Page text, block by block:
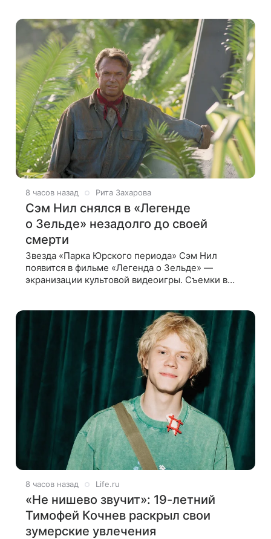
8 часов назад Рита Захарова
Сэм Нил снялся в «Легенде
о Зельде» незадолго до своей
смерти
Звезда «Парка Юрского периода» Сэм Нил
появится в фильме «Легенда о Зельде» —
экранизации культовой видеоигры. Съемки в
фильма
8 часов назад Life.ru
«Не нишево звучит»: 19-летний
Тимофей Кочнев раскрыл свои
зумерские увлечения